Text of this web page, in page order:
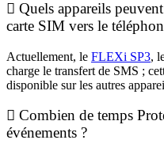
Quels appareils
carte SIM vers le
Actuellement, le FLEXi SP3,
charge le transfert de SMS ;
disponible sur les autres
Combien de temps
événements ?